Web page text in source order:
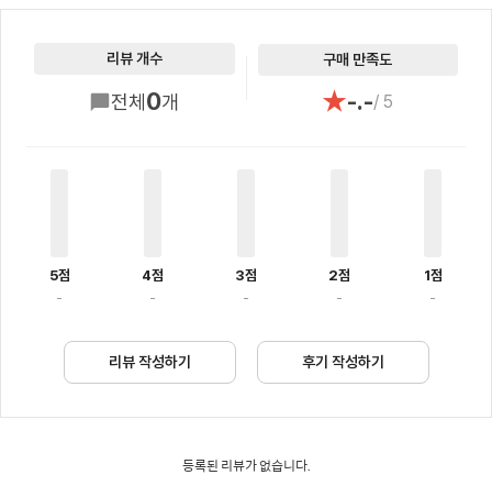
리뷰 개수
전체 0개
구매 만족도
★-.-/ 5
5점
-
4점
-
3점
-
2점
-
1점
-
리뷰 작성하기 후기 작성하기
등록된 리뷰가 없습니다.